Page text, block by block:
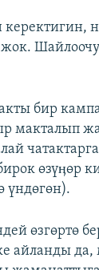
бир
макталып
чатактарга
өзүӊөр
үндөгөн).
өзгөртө
айланды